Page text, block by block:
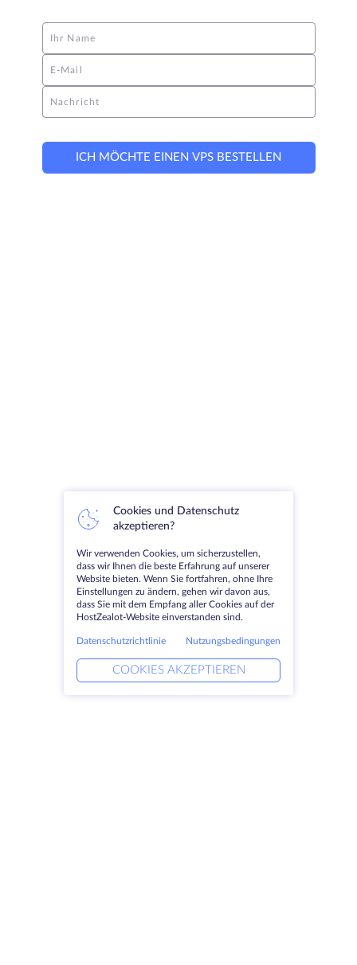
Ihr Name
E-Mail
Nachricht
ICH MÖCHTE EINEN VPS BESTELLEN
Cookies und Datenschutz
akzeptieren?
Wir verwenden Cookies, um sicherzustellen,
dass wir Ihnen die beste Erfahrung auf unserer
Website bieten. Wenn Sie fortfahren, ohne Ihre
Einstellungen zu ändern, gehen wir davon aus,
dass Sie mit dem Empfang aller Cookies auf der
HostZealot-Website einverstanden sind.
Datenschutzrichtlinie Nutzungsbedingungen
COOKIES AKZEPTIEREN